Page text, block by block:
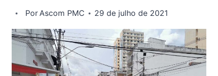
PorAscom PMC 29 de julho de 2021